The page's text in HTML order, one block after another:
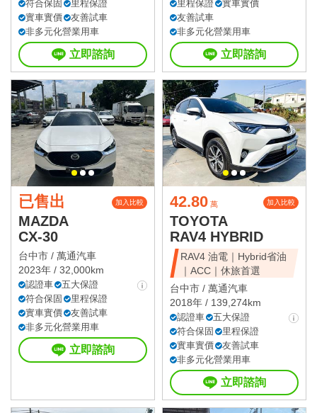
符合保固
里程保證
實車實價
友善試車
非多元化營業用車
立即諮詢
里程保證
實車實價
友善試車
非多元化營業用車
立即諮詢
已售出 加入比較
MAZDA
CX-30
台中市 / 萬通汽車
2023年 / 32,000km
認證車
五大保證
符合保固
里程保證
實車實價
友善試車
非多元化營業用車
立即諮詢
42.80 萬 加入比較
TOYOTA
RAV4 HYBRID
RAV4 油電｜Hybrid省油
｜ACC｜休旅首選
台中市 / 萬通汽車
2018年 / 139,274km
認證車
五大保證
符合保固
里程保證
實車實價
友善試車
非多元化營業用車
立即諮詢